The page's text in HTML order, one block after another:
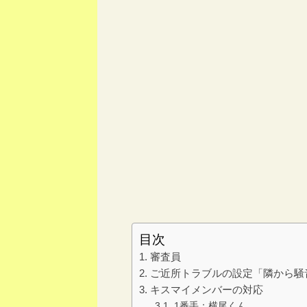
目次
審査員
ご近所トラブルの設定「隣から騒
キスマイメンバーの対応